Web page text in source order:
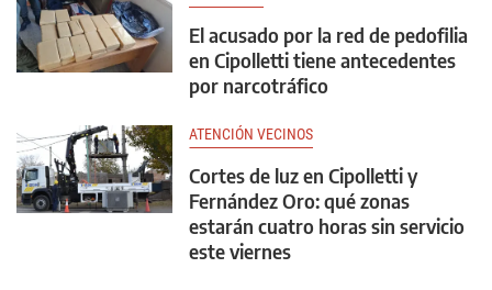
El acusado por la red de pedofilia
en Cipolletti tiene antecedentes
por narcotráfico
ATENCIÓN VECINOS
Cortes de luz en Cipolletti y
Fernández Oro: qué zonas
estarán cuatro horas sin servicio
este viernes